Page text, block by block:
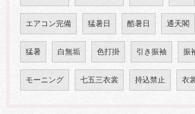
エアコン完備 猛暑日 酷暑日 通天閣
猛暑 白無垢 色打掛 引き振袖 振
モーニング 七五三衣裳 持込禁止 衣